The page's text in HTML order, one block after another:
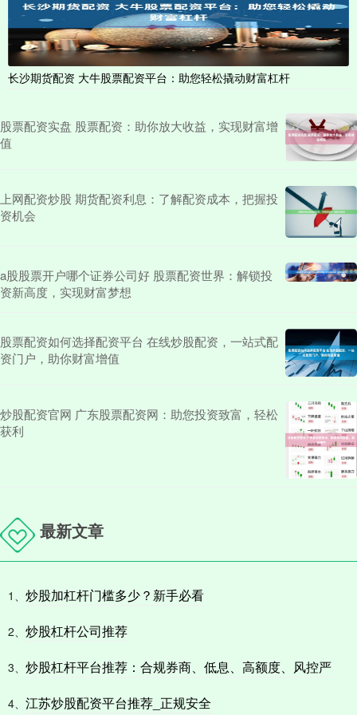
长沙期货配资 大牛股票配资平台：助您轻松撬动财富杠杆
股票配资实盘 股票配资：助你放大收益，实现财富增
值
上网配资炒股 期货配资利息：了解配资成本，把握投
资机会
a股股票开户哪个证券公司好 股票配资世界：解锁投
资新高度，实现财富梦想
股票配资如何选择配资平台 在线炒股配资，一站式配
资门户，助你财富增值
炒股配资官网 广东股票配资网：助您投资致富，轻松
获利
最新文章
1、 炒股加杠杆门槛多少？新手必看
2、 炒股杠杆公司推荐
3、 炒股杠杆平台推荐：合规券商、低息、高额度、风控严
4、 江苏炒股配资平台推荐_正规安全